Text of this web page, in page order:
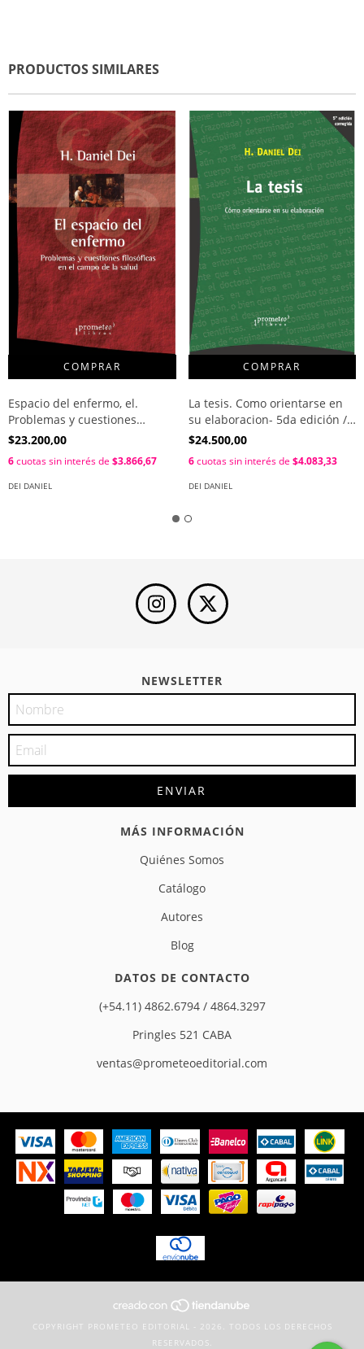
PRODUCTOS SIMILARES
Espacio del enfermo, el.
Problemas y cuestiones
filosoficas en el campo de la
$23.200,00
6cuotas sin interés de $3.866,67
DEI DANIEL
La tesis. Como orientarse en
su elaboracion- 5da edición /
Dei Daniel
$24.500,00
6cuotas sin interés de $4.083,33
DEI DANIEL
NEWSLETTER
MÁS INFORMACIÓN
Quiénes Somos
Catálogo
Autores
Blog
DATOS DE CONTACTO
(+54.11) 4862.6794 / 4864.3297
Pringles 521 CABA
ventas@prometeoeditorial.com
COPYRIGHT PROMETEO EDITORIAL - 2026. TODOS LOS DERECHOS
RESERVADOS.